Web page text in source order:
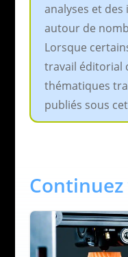
analyses et
autour de
Lorsque
travail éditorial
thématiques
publiés sous